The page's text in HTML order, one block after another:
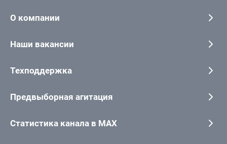
О компании
Наши вакансии
Техподдержка
Предвыборная агитация
Статистика канала в MAX